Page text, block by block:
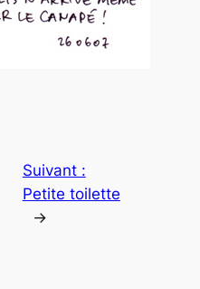
Suivant :
Petite toilette
→